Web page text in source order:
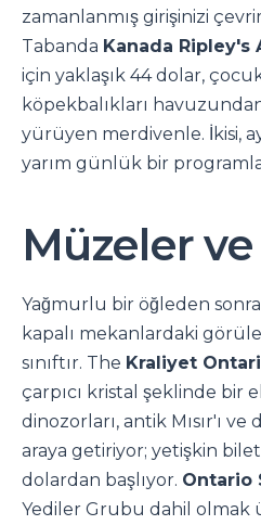
zamanlanmış girişinizi
Tabanda Kanada Ripley's
için yaklaşık 44 dolar,
köpekbalıkları
yürüyen merdivenle. İkisi,
yarım günlük bir
Müzeler
Yağmurlu bir öğleden
kapalı mekanlardaki
sınıftır. The Kraliyet
çarpıcı kristal şeklinde bir
dinozorları, antik Mısır'ı
araya getiriyor; yetişkin
dolardan başlıyor. Ontario
Yediler Grubu dahil olmak